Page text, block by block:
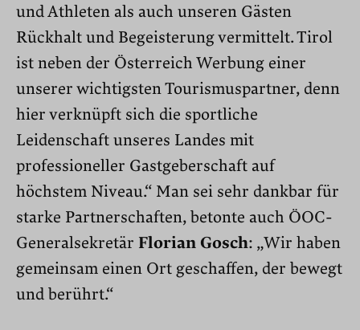
und Athleten als auch unseren Gästen
Rückhalt und Begeisterung vermittelt. Tirol
ist neben der Österreich Werbung einer
unserer wichtigsten Tourismuspartner, denn
hier verknüpft sich die sportliche
Leidenschaft unseres Landes mit
professioneller Gastgeberschaft auf
höchstem Niveau.“ Man sei sehr dankbar für
starke Partnerschaften, betonte auch ÖOC-
Generalsekretär Florian Gosch: „Wir haben
gemeinsam einen Ort geschaffen, der bewegt
und berührt.“